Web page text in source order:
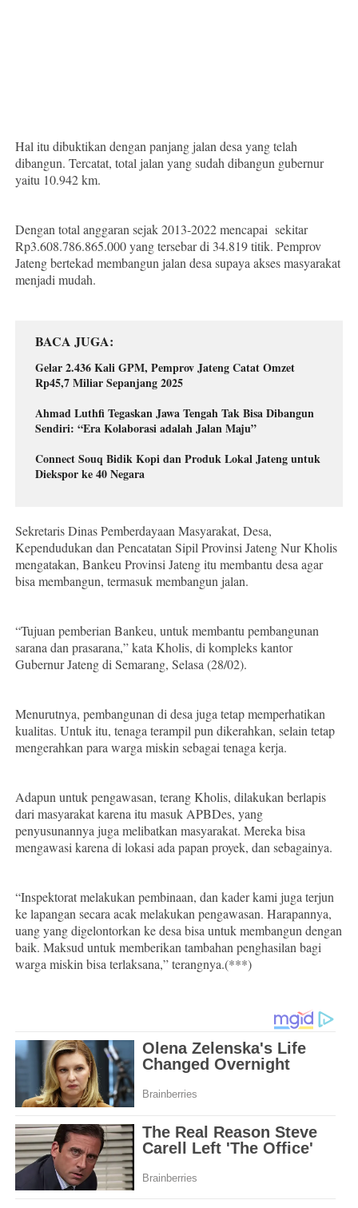
Hal itu dibuktikan dengan panjang jalan desa yang telah
dibangun. Tercatat, total jalan yang sudah dibangun gubernur
yaitu 10.942 km.
Dengan total anggaran sejak 2013-2022 mencapai sekitar
Rp3.608.786.865.000 yang tersebar di 34.819 titik. Pemprov
Jateng bertekad membangun jalan desa supaya akses masyarakat
menjadi mudah.
BACA JUGA
Gelar 2.436 Kali GPM, Pemprov Jateng Catat Omzet
Rp45,7 Miliar Sepanjang 2025
Ahmad Luthfi Tegaskan Jawa Tengah Tak Bisa Dibangun
Sendiri: “Era Kolaborasi adalah Jalan Maju”
Connect Souq Bidik Kopi dan Produk Lokal Jateng untuk
Diekspor ke 40 Negara
Sekretaris Dinas Pemberdayaan Masyarakat, Desa,
Kependudukan dan Pencatatan Sipil Provinsi Jateng Nur Kholis
mengatakan, Bankeu Provinsi Jateng itu membantu desa agar
bisa membangun, termasuk membangun jalan.
“Tujuan pemberian Bankeu, untuk membantu pembangunan
sarana dan prasarana,” kata Kholis, di kompleks kantor
Gubernur Jateng di Semarang, Selasa (28/02).
Menurutnya, pembangunan di desa juga tetap memperhatikan
kualitas. Untuk itu, tenaga terampil pun dikerahkan, selain tetap
mengerahkan para warga miskin sebagai tenaga kerja.
Adapun untuk pengawasan, terang Kholis, dilakukan berlapis
dari masyarakat karena itu masuk APBDes, yang
penyusunannya juga melibatkan masyarakat. Mereka bisa
mengawasi karena di lokasi ada papan proyek, dan sebagainya.
“Inspektorat melakukan pembinaan, dan kader kami juga terjun
ke lapangan secara acak melakukan pengawasan. Harapannya,
uang yang digelontorkan ke desa bisa untuk membangun dengan
baik. Maksud untuk memberikan tambahan penghasilan bagi
warga miskin bisa terlaksana,” terangnya.(***)